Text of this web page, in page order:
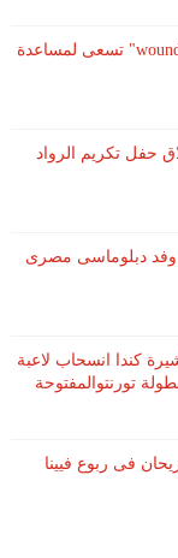
د.مريم بطرس:منظمة "wounds canada" تسعى لمساعدة
حفل تكريم الرواد
وفد دبلوماسى مصرى
كندا انسحاب لاعبة
​تورنتو​المفتوحة
فى ربوع فيينا